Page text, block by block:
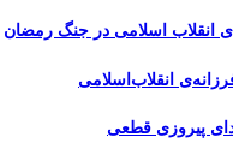
انقلاب اسلامی در جنگ رمضان
انقلاب‌اسلامی
پیروزی قطعی